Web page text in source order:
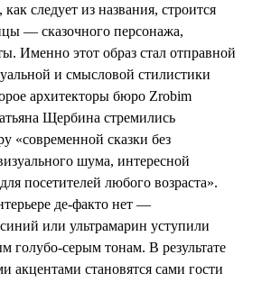
следует из названия, строится
— сказочного персонажа,
Именно этот образ стал отправной
и смысловой стилистики
архитекторы бюро Zrobim
Щербина стремились
«современной сказки без
шума, интересной
посетителей любого возраста».
де-факто нет —
или ультрамарин уступили
голубо-серым тонам. В результате
акцентами становятся сами гости